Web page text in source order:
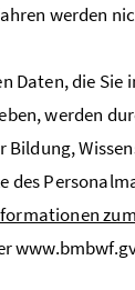
werden
Daten, die Sie
werden
des